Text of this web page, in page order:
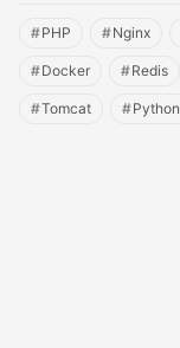
其他
Tomcat
集群
测试
Redis
SQLServer
#PHP #Nginx
#Docker #Redis
#Tomcat #Python